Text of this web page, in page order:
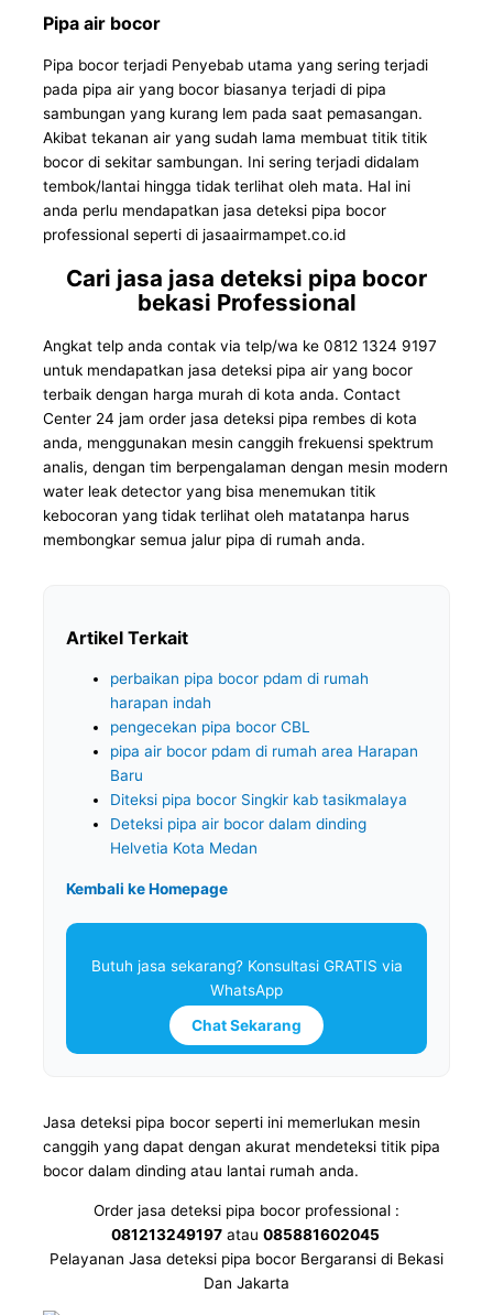
Pipa air bocor
Pipa bocor terjadi Penyebab utama yang sering terjadi
pada pipa air yang bocor biasanya terjadi di pipa
sambungan yang kurang lem pada saat pemasangan.
Akibat tekanan air yang sudah lama membuat titik titik
bocor di sekitar sambungan. Ini sering terjadi didalam
tembok/lantai hingga tidak terlihat oleh mata. Hal ini
anda perlu mendapatkan jasa deteksi pipa bocor
professional seperti di jasaairmampet.co.id
Cari jasa jasa deteksi pipa bocor
bekasi Professional
Angkat telp anda contak via telp/wa ke 0812 1324 9197
untuk mendapatkan jasa deteksi pipa air yang bocor
terbaik dengan harga murah di kota anda. Contact
Center 24 jam order jasa deteksi pipa rembes di kota
anda, menggunakan mesin canggih frekuensi spektrum
analis, dengan tim berpengalaman dengan mesin modern
water leak detector yang bisa menemukan titik
kebocoran yang tidak terlihat oleh matatanpa harus
membongkar semua jalur pipa di rumah anda.
Artikel Terkait
perbaikan pipa bocor pdam di rumah
harapan indah
pengecekan pipa bocor CBL
pipa air bocor pdam di rumah area Harapan
Baru
Diteksi pipa bocor Singkir kab tasikmalaya
Deteksi pipa air bocor dalam dinding
Helvetia Kota Medan
Kembali ke Homepage
Butuh jasa sekarang? Konsultasi GRATIS via
WhatsApp
Chat Sekarang
Jasa deteksi pipa bocor seperti ini memerlukan mesin
canggih yang dapat dengan akurat mendeteksi titik pipa
bocor dalam dinding atau lantai rumah anda.
Order jasa deteksi pipa bocor professional :
081213249197atau 085881602045
Pelayanan Jasa deteksi pipa bocor Bergaransi di Bekasi
Dan Jakarta